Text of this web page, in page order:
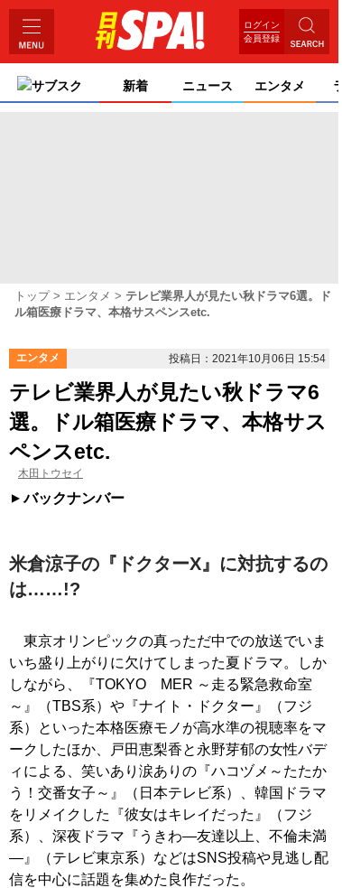
ログイン
会員登録
サブスク 新着 ニュース エンタメ
トップ エンタメ
テレビ業界人が見たい秋ドラマ6選。ド
ル箱医療ドラマ、本格サスペンスetc.
エンタメ 投稿日：2021年10月06日 15:54
テレビ業界人が見たい秋ドラマ6
選。ドル箱医療ドラマ、本格サス
ペンスetc.
木田トウセイ
バックナンバー
米倉涼子の『ドクターX』に対抗するの
は……!?
東京オリンピックの真っただ中での放送でいま
いち盛り上がりに欠けてしまった夏ドラマ。しか
しながら、『TOKYO MER ～走る緊急救命室
～』（TBS系）や『ナイト・ドクター』（フジ
系）といった本格医療モノが高水準の視聴率をマ
ークしたほか、戸田恵梨香と永野芽郁の女性バデ
ィによる、笑いあり涙ありの『ハコヅメ～たたか
う！交番女子～』（日本テレビ系）、韓国ドラマ
をリメイクした『彼女はキレイだった』（フジ
系）、深夜ドラマ『うきわ―友達以上、不倫未満
―』（テレビ東京系）などはSNS投稿や見逃し配
信を中心に話題を集めた良作だった。